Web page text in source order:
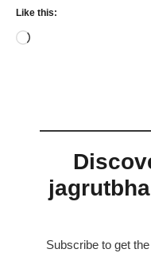
Like this:
Loading…
Subscribe to get